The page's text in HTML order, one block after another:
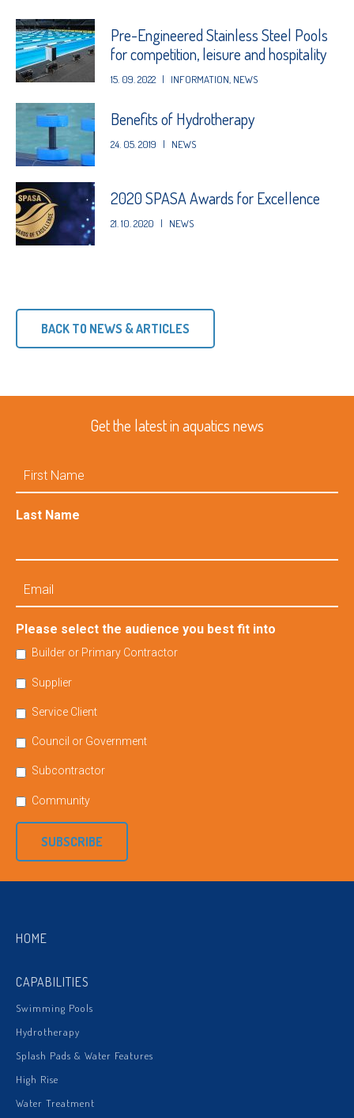
Pre-Engineered Stainless Steel Pools
for competition, leisure and hospitality
15. 09. 2022 | INFORMATION NEWS
Benefits of Hydrotherapy
24. 05. 2019 | NEWS
2020 SPASA Awards for Excellence
21. 10. 2020 | NEWS
BACK TO NEWS & ARTICLES
Get the latest in aquatics news
Name
Last Name
Please select the audience you best fit into
Builder or Primary Contractor
Supplier
Service Client
Council or Government
Subcontractor
Community
SUBSCRIBE
HOME
CAPABILITIES
Swimming Pools
Hydrotherapy
Splash Pads & Water Features
High Rise
Water Treatment